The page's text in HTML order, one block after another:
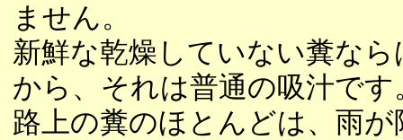
ません。
新鮮な乾燥していない糞な
から、それは普通の吸汁です
路上の糞のほとんどは、雨